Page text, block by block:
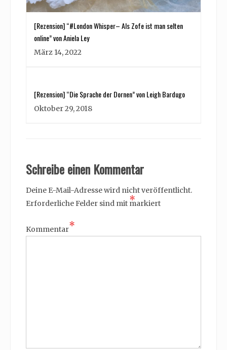
[Rezension] “#London Whisper– Als Zofe ist man selten
online” von Aniela Ley
März 14, 2022
[Rezension] “Die Sprache der Dornen” von Leigh Bardugo
Oktober 29, 2018
Schreibe einen Kommentar
Deine E-Mail-Adresse wird nicht veröffentlicht.
Erforderliche Felder sind mit *
markiert
Kommentar*